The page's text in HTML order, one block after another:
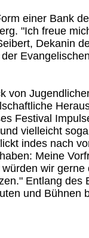
einer Bank
"Ich freue
Dekanin
von
Festival
vielleicht
indes nach
Meine
wir gerne
Entlang des
und Bühnen